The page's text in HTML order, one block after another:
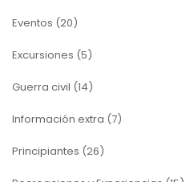
Eventos (20)
Excursiones (5)
Guerra civil (14)
Información extra (7)
Principiantes (26)